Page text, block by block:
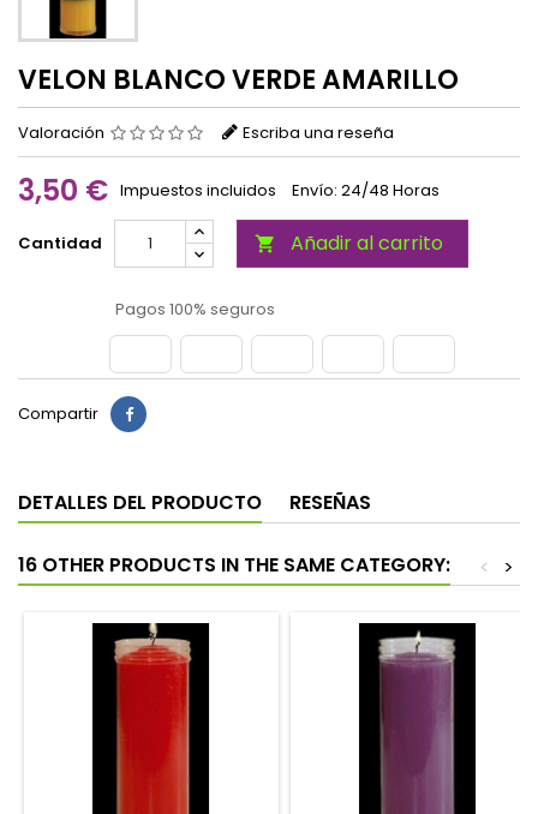
VELON BLANCO VERDE AMARILLO
Valoración Escriba una reseña
3,50 € Impuestos incluidos Envío: 24/48 Horas
Cantidad  Añadir al carrito
Pagos 100% seguros
Compartir
DETALLES DEL PRODUCTO RESEÑAS
16 OTHER PRODUCTS IN THE SAME CATEGORY: >
<